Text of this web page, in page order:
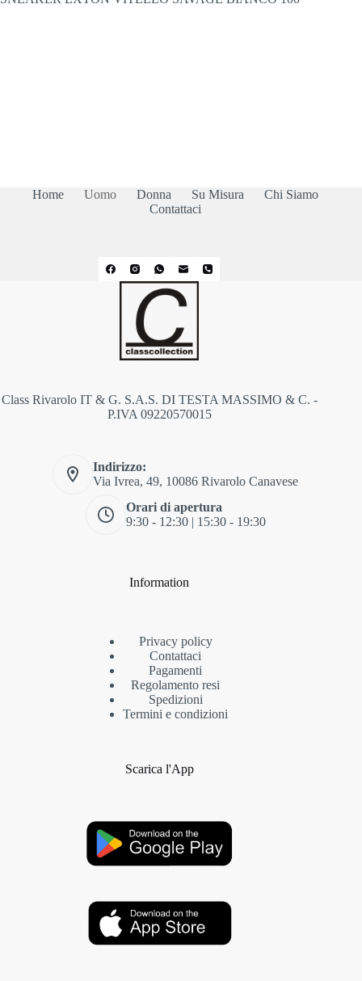
Home Uomo Donna Su Misura
Chi Siamo
Contattaci
Class Rivarolo IT & G. S.A.S. DI TESTA MASSIMO & C. -
P.IVA 09220570015
Indirizzo:
Via Ivrea, 49, 10086 Rivarolo Canavese
Orari di apertura
9:30 - 12:30 | 15:30 - 19:30
Information
Privacy policy
Contattaci
Pagamenti
Regolamento resi
Spedizioni
Termini e condizioni
Scarica l'App